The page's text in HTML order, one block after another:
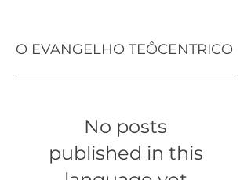
O EVANGELHO TEÔCENTRICO
No posts
published in this